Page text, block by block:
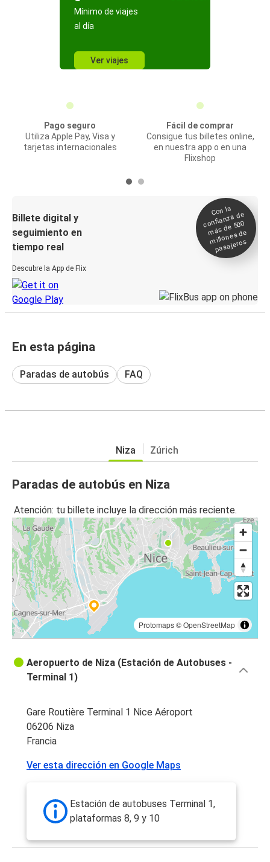
Mínimo de viajes
al día
Ver viajes
Pago seguro
Utiliza Apple Pay, Visa y
tarjetas internacionales
Fácil de comprar
Consigue tus billetes online,
en nuestra app o en una
Flixshop
Billete digital y
seguimiento en
tiempo real
Descubre la App de Flix
Con la
confianza de
más de 500
millones de
pasajeros
En esta página
Paradas de autobús FAQ
Niza Zúrich
Paradas de autobús en Niza
Atención: tu billete incluye la dirección más reciente.
Protomaps©OpenStreetMap
Aeropuerto de Niza (Estación de Autobuses -
Terminal 1)
Gare Routière Terminal 1 Nice Aéroport
06206 Niza
Francia
Ver esta dirección en Google Maps
Estación de autobuses Terminal 1,
plataformas 8, 9 y 10